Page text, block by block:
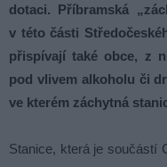
dotaci. Příbramská
v této části
přispívají také obce, z
pod vlivem alkoholu či
ve kterém záchytná
Stanice, která je součástí